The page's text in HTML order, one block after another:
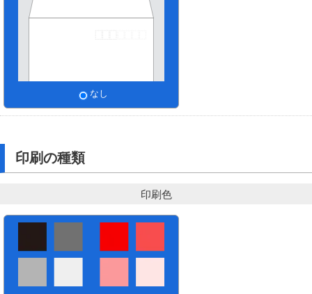
なし
印刷の種類
印刷色